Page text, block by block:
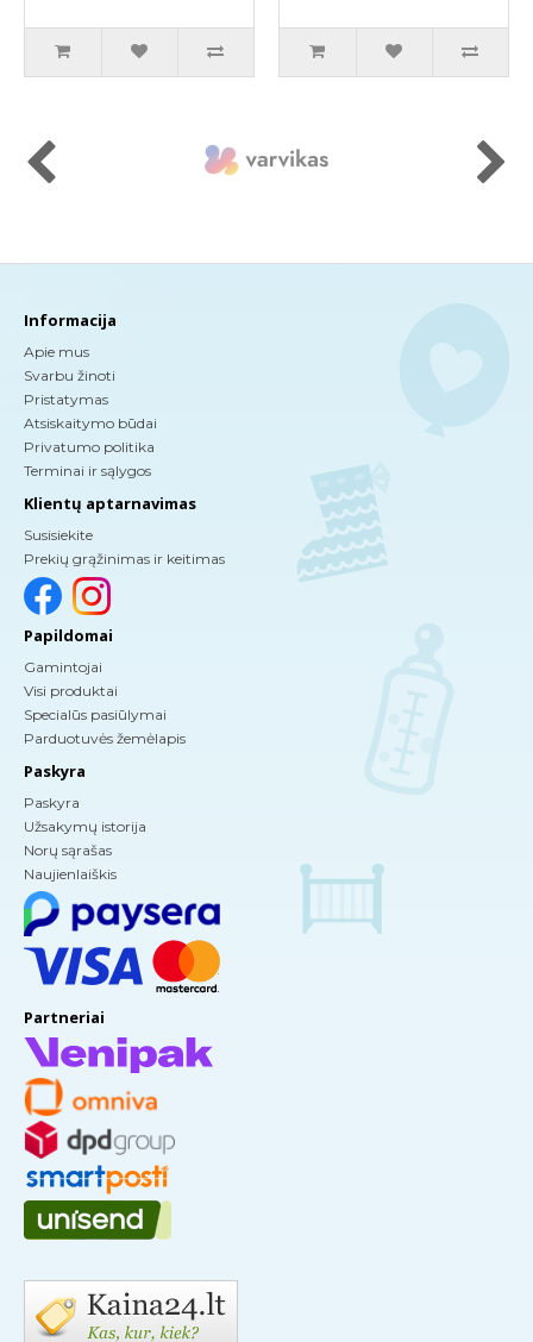
Informacija
Apie mus
Svarbu žinoti
Pristatymas
Atsiskaitymo būdai
Privatumo politika
Terminai ir sąlygos
Klientų aptarnavimas
Susisiekite
Prekių grąžinimas ir keitimas
Papildomai
Gamintojai
Visi produktai
Specialūs pasiūlymai
Parduotuvės žemėlapis
Paskyra
Paskyra
Užsakymų istorija
Norų sąrašas
Naujienlaiškis
Partneriai